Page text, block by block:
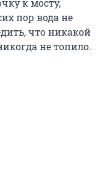
к мосту,
пор вода не
что никакой
не топило.